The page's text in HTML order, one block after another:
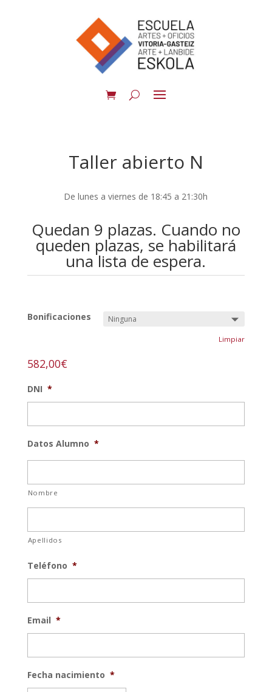
Taller abierto N
De lunes a viernes de 18:45 a 21:30h
Quedan 9 plazas. Cuando no
queden plazas, se habilitará
una lista de espera.
Bonificaciones
Limpiar
582,00€
DNI *
Datos Alumno *
Nombre
Apellidos
Teléfono *
Email *
Fecha nacimiento *